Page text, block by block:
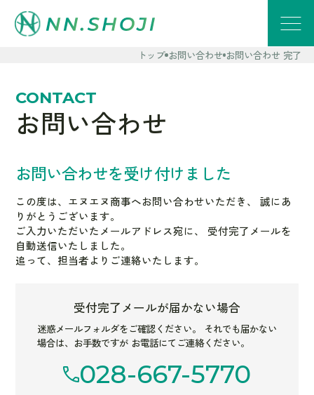
トップ お問い合わせ お問い合わせ 完了
CONTACT
お問い合わせ
お問い合わせを受け付けました
この度は、エヌエヌ商事へお問い合わせいただき、 誠にあ
りがとうございます。
ご入力いただいたメールアドレス宛に、 受付完了メールを
自動送信いたしました。
追って、担当者よりご連絡いたします。
受付完了メールが届かない場合
迷惑メールフォルダをご確認ください。
それでも届かない
場合は、お手数ですが お電話にてご連絡ください。
028-667-5770